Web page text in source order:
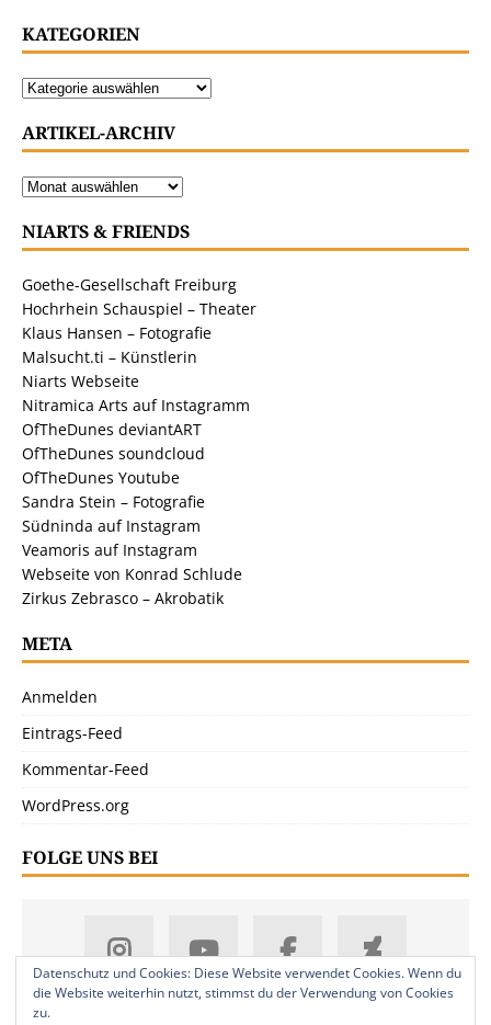
KATEGORIEN
ARTIKEL-ARCHIV
NIARTS & FRIENDS
Goethe-Gesellschaft Freiburg
Hochrhein Schauspiel – Theater
Klaus Hansen – Fotografie
Malsucht.ti – Künstlerin
Niarts Webseite
Nitramica Arts auf Instagramm
OfTheDunes deviantART
OfTheDunes soundcloud
OfTheDunes Youtube
Sandra Stein – Fotografie
Südninda auf Instagram
Veamoris auf Instagram
Webseite von Konrad Schlude
Zirkus Zebrasco – Akrobatik
META
Anmelden
Eintrags-Feed
Kommentar-Feed
WordPress.org
FOLGE UNS BEI
Datenschutz und Cookies: Diese Website verwendet Cookies. Wenn du
die Website weiterhin nutzt, stimmst du der Verwendung von Cookies
zu.